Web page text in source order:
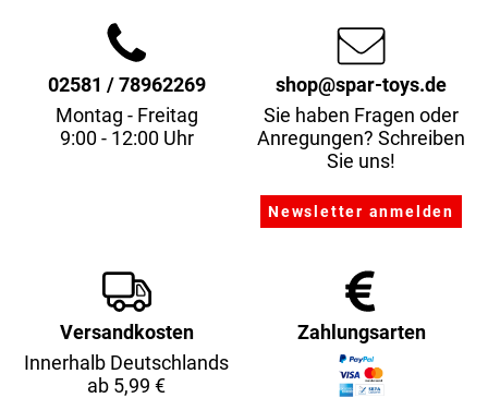
02581 / 78962269
Montag - Freitag
9:00 - 12:00 Uhr
shop@spar-toys.de
Sie haben Fragen oder
Anregungen? Schreiben
Sie uns!
Versandkosten
Innerhalb Deutschlands
ab 5,99 €
Zahlungsarten